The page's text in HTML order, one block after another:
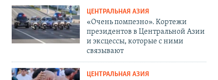
ЦЕНТРАЛЬНАЯ АЗИЯ
«Очень помпезно». Кортежи
президентов в Центральной Азии
и эксцессы, которые с ними
связывают
ЦЕНТРАЛЬНАЯ АЗИЯ